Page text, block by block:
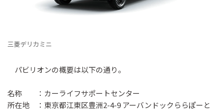
三菱デリカミニ
パビリオンの概要は以下の通り。
名称 ：カーライフサポートセンター
所在地 ：東京都江東区豊洲2-4-9 アーバンドックららぽーと